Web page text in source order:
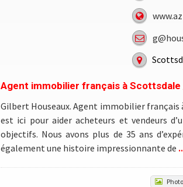
Agent immobilier français à Scottsdale
Gilbert Houseaux. Agent immobilier français
est ici pour aider acheteurs et vendeurs
objectifs. Nous avons plus de 35 ans
également une histoire impressionnante de